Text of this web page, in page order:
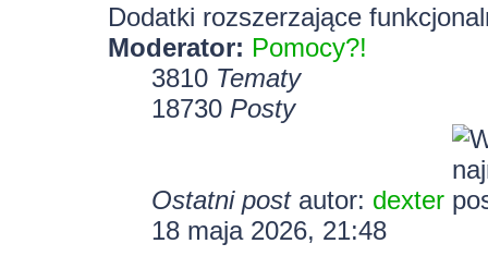
Dodatki rozszerzające
Moderator: Pomocy?!
3810 Tematy
18730 Posty
Ostatni postautor: dexter
18 maja 2026, 21:48